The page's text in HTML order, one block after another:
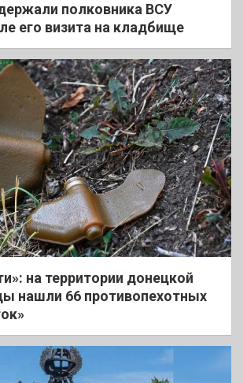
полковника ВСУ
его визита на кладбище
на территории донецкой
нашли 66 противопехотных